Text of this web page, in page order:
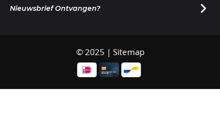
Nieuwsbrief Ontvangen?
© 2025 | Sitemap